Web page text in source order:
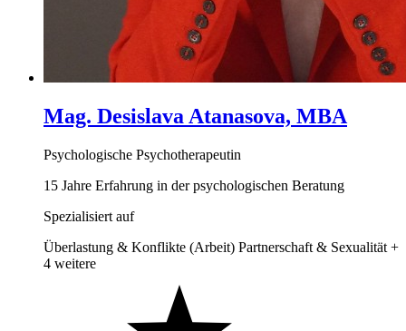
Mag. Desislava Atanasova, MBA
Psychologische Psychotherapeutin
15 Jahre Erfahrung in der psychologischen Beratung
Spezialisiert auf
Überlastung & Konflikte (Arbeit) Partnerschaft & Sexualität +
4 weitere